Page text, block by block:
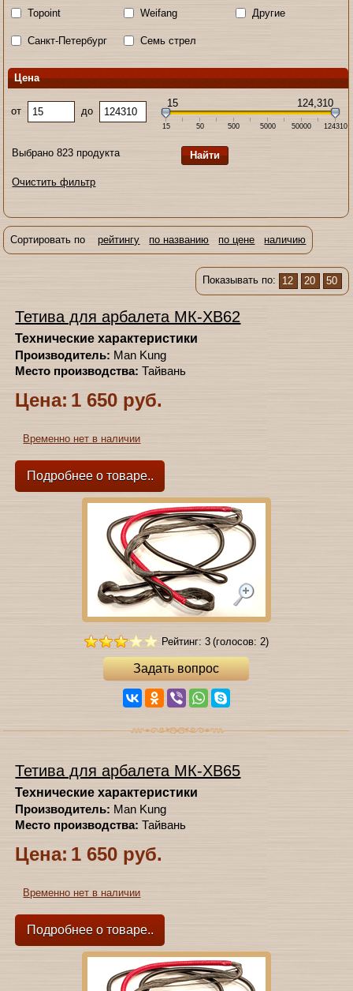
Topoint Weifang Другие
Санкт-Петербург Семь стрел
Цена
от до
15 124,310
15 50 500 5000 50000 124310
Выбрано 823 продукта
Очистить фильтр
Сортировать порейтингу по названию по цене наличию
Показывать по: 12 20 50
Тетива для арбалета МК-ХВ62
Технические характеристики
Производитель: Man Kung
Место производства: Тайвань
Цена: 1 650 руб.
Временно нет в наличии
Подробнее о товаре..
Рейтинг: 3 (голосов: 2)
Задать вопрос
Тетива для арбалета МК-ХВ65
Технические характеристики
Производитель: Man Kung
Место производства: Тайвань
Цена: 1 650 руб.
Временно нет в наличии
Подробнее о товаре..